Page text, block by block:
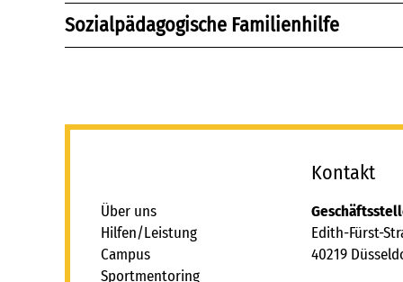
Betreuung in der Familie
Betreuung am selbstgesuchten Wohnort
Betreuung im eigenen Wohnraum
Sozialpädagogische Familienhilfe
Über uns
Hilfen/Leistung
Campus
Sportmentoring
Kontakt
Edith-Fürst-
40219